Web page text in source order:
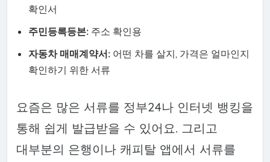
확인서
주민등록등본: 주소 확인용
자동차 매매계약서: 어떤 차를 살지, 가격은 얼마인지
확인하기 위한 서류
요즘은 많은 서류를 정부24나 인터넷 뱅킹을
통해 쉽게 발급받을 수 있어요. 그리고
대부분의 은행이나 캐피탈 앱에서 서류를